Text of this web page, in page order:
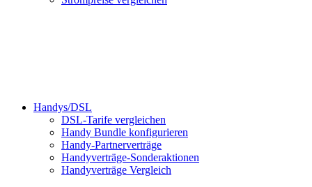
Handys/DSL
DSL-Tarife vergleichen
Handy Bundle konfigurieren
Handy-Partnerverträge
Handyverträge-Sonderaktionen
Handyverträge Vergleich